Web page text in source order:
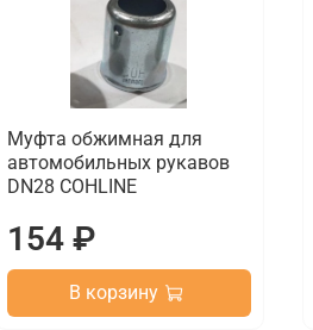
Муфта обжимная для
автомобильных рукавов
DN28 COHLINE
154 ₽
В корзину